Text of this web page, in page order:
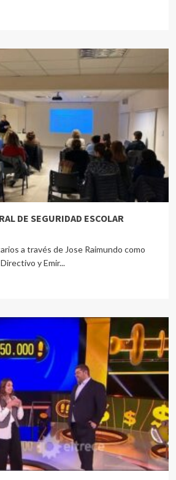
DE SEGURIDAD ESCOLAR
a través de Jose Raimundo como
y Emir...